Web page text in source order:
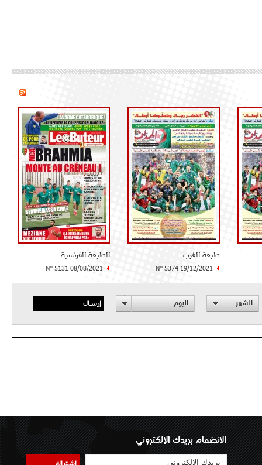
طبعة الغرب
N° 5374 19/12/2021
الطبعة الفرنسية
N° 5131 08/08/2021
الشهر اليوم إرسال
الانضمام بريدك الإلكتروني
اشتراك